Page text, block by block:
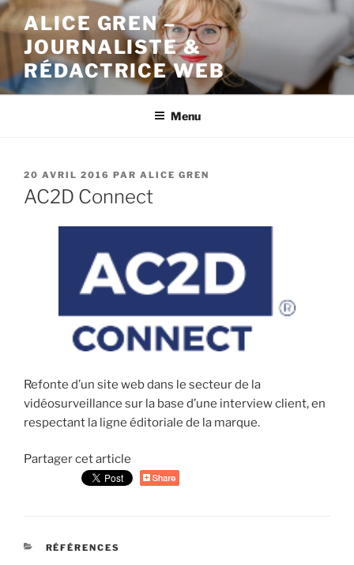
Aller
au
contenu
principal
ALICE GREN –
JOURNALISTE &
RÉDACTRICE WEB
Menu
PUBLIÉ
LE
20 AVRIL 2016 PAR ALICE GREN
AC2D Connect
Refonte d’un site web dans le secteur de la
vidéosurveillance sur la base d’une interview client, en
respectant la ligne éditoriale de la marque.
Partager cet article
CATÉGORIES
RÉFÉRENCES